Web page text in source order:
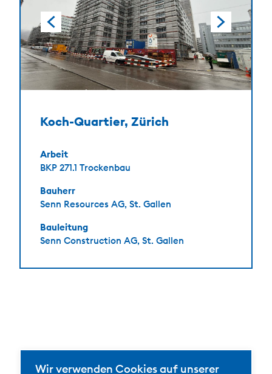
Koch-Quartier,Zürich
Arbeit
BKP 271.1 Trockenbau
Bauherr
Senn Resources AG, St. Gallen
Bauleitung
Senn Construction AG, St. Gallen
Wir verwenden Cookies auf unserer